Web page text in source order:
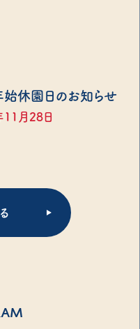
始休園日のお知らせ
月28日